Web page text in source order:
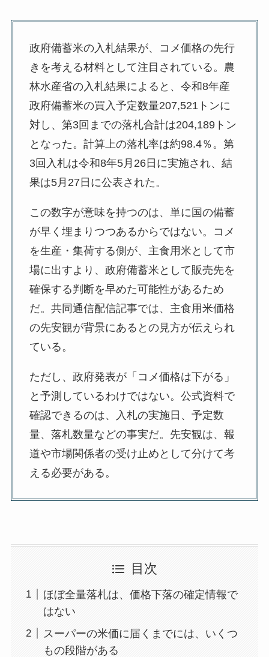
政府備蓄米の入札結果が、コメ価格の先行
きを考える材料として注目されている。農
林水産省の入札結果によると、令和8年産
政府備蓄米の買入予定数量207,521トンに
対し、第3回までの落札合計は204,189トン
となった。計算上の落札率は約98.4％。第
3回入札は令和8年5月26日に実施され、結
果は5月27日に公表された。
この数字が意味を持つのは、単に国の備蓄
が早く埋まりつつあるからではない。コメ
を生産・集荷する側が、主食用米として市
場に出すより、政府備蓄米として販売先を
確保する判断を早めた可能性があるため
だ。共同通信配信記事では、主食用米価格
の先安観が背景にあるとの見方が伝えられ
ている。
ただし、政府発表が「コメ価格は下がる」
と予測しているわけではない。公式資料で
確認できるのは、入札の実施日、予定数
量、落札数量などの事実だ。先安観は、報
道や市場関係者の受け止めとして分けて考
える必要がある。
目次
ほぼ全量落札は、価格下落の確定情報で
はない
スーパーの米価に届くまでには、いくつ
もの段階がある